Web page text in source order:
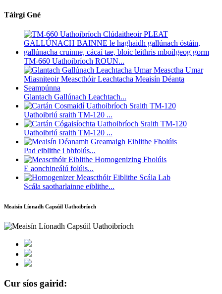
Táirgí Gné
TM-660 Uathoibríoch ROUN...
Glantach Gallúnach Leachtach...
Uathoibriú sraith TM-120 ...
Uathoibriú sraith TM-120 ...
Pad eiblithe i bhfolús...
E aonchineálú folúis...
Scála saotharlainne eiblithe...
Meaisín Líonadh Capsúil Uathoibríoch
Cur síos gairid: